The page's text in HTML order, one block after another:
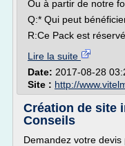
Ou à partir de notre
Q:* Qui peut
R:Ce Pack est
Lire la suite
Date: 2017-08-28
Site : http://
Création de site
Conseils
Demandez votre